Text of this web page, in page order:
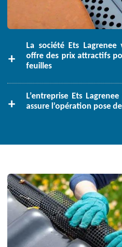
La société Ets
offre des prix attractifs
feuilles
L’entreprise Ets
assure l’opération pose